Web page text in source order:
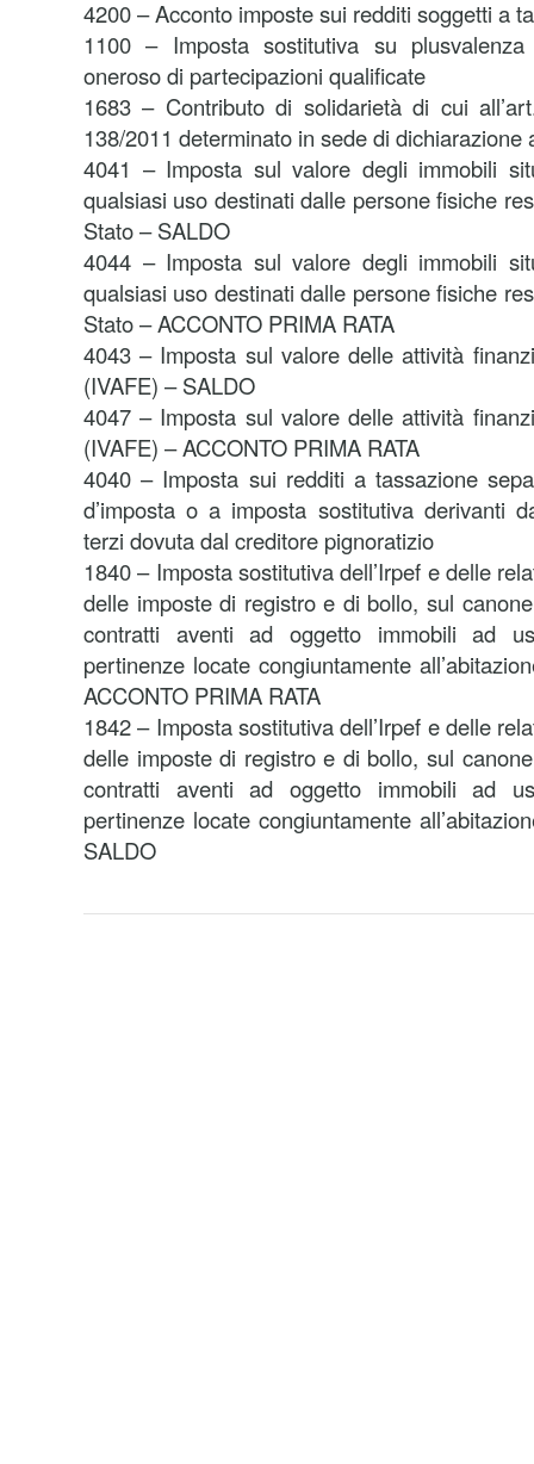
4200 – Acconto imposte sui redditi soggetti a
1100 – Imposta sostitutiva su
oneroso di partecipazioni qualificate
1683 – Contributo di solidarietà di cui
138/2011 determinato in sede di dichiarazione
4041 – Imposta sul valore degli immobili
qualsiasi uso destinati dalle persone fisiche
Stato – SALDO
4044 – Imposta sul valore degli immobili
qualsiasi uso destinati dalle persone fisiche
Stato – ACCONTO PRIMA RATA
4043 – Imposta sul valore delle attività
(IVAFE) – SALDO
4047 – Imposta sul valore delle attività
(IVAFE) – ACCONTO PRIMA RATA
4040 – Imposta sui redditi a tassazione
d’imposta o a imposta sostitutiva derivanti
terzi dovuta dal creditore pignoratizio
1840 – Imposta sostitutiva dell’Irpef e delle
delle imposte di registro e di bollo, sul
contratti aventi ad oggetto immobili ad
pertinenze locate congiuntamente
ACCONTO PRIMA RATA
1842 – Imposta sostitutiva dell’Irpef e delle
delle imposte di registro e di bollo, sul
contratti aventi ad oggetto immobili ad
pertinenze locate congiuntamente
SALDO